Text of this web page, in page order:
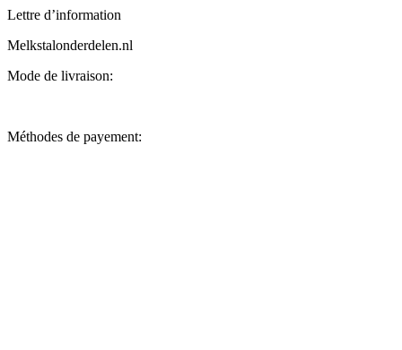
Lettre d’information
Melkstalonderdelen.nl
Mode de livraison:
Méthodes de payement: